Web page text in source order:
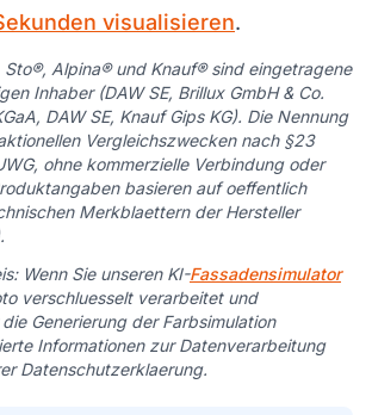
visualisieren.
Sto®, Alpina® und Knauf® sind eingetragene
Inhaber (DAW SE, Brillux GmbH & Co.
DAW SE, Knauf Gips KG). Die Nennung
Vergleichszwecken nach §23
ohne kommerzielle Verbindung oder
basieren auf oeffentlich
Merkblaettern der Hersteller
Wenn Sie unseren KI-Fassadensimulator
verschluesselt verarbeitet und
Generierung der Farbsimulation
Informationen zur Datenverarbeitung
Datenschutzerklaerung.